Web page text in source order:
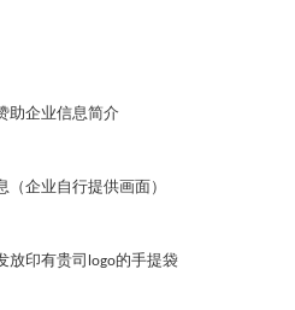
助企业信息简介
企业自行提供画面）
放印有贵司 logo的手提袋